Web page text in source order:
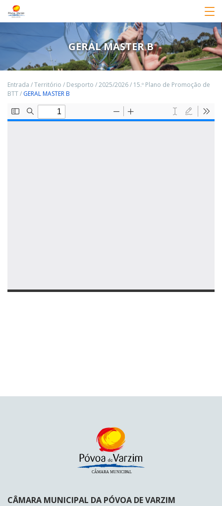
GERAL MASTER B
Entrada /Território / Desporto /2025/2026/ 15.º Plano de Promoção de
BTT/ GERAL MASTER B
CÂMARA MUNICIPAL DA PÓVOA DE VARZIM